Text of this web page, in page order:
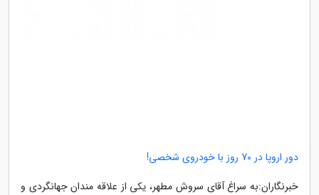
دور اروپا در 70 روز با خودروی شخصی!
خبرنگاران:به سراغ آقای سروش مطهر، یکی از علاقه مندان جهانگردی و